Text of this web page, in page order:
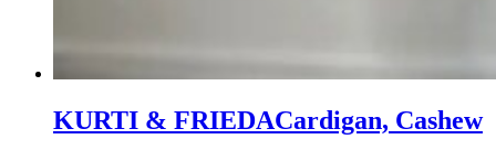
KURTI & FRIEDACardigan, Cashew